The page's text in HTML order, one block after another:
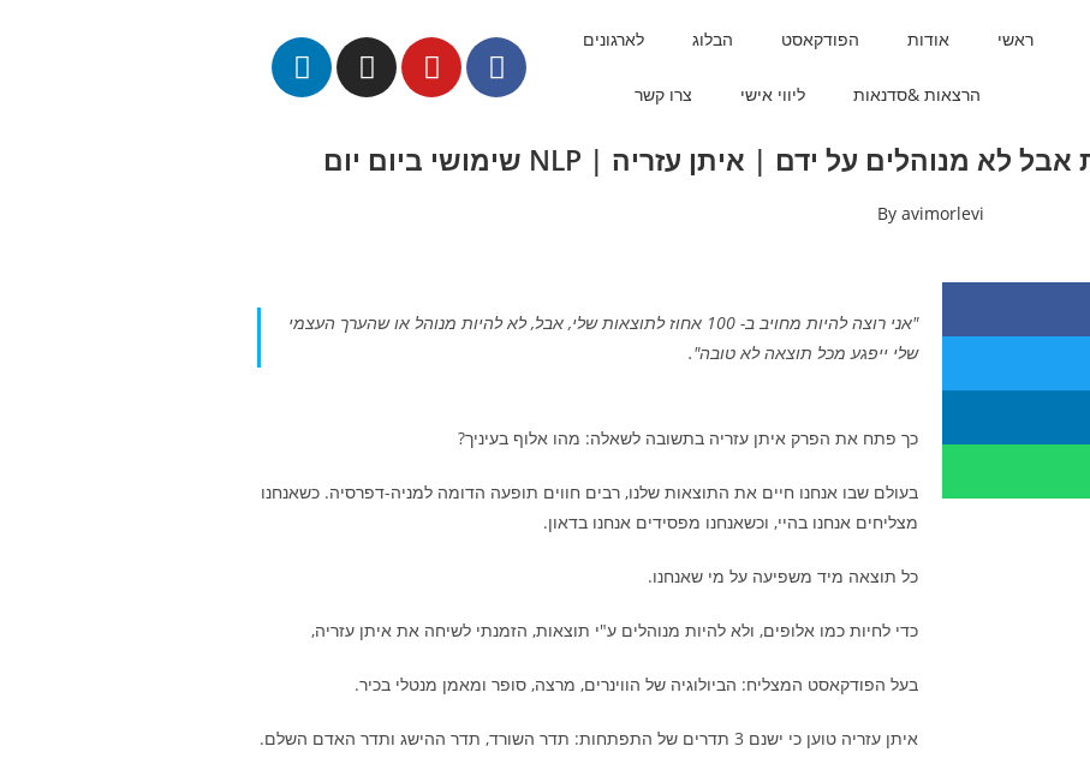
ראשי
אודות הפודקאסט הבלוג לארגונים
הרצאות &סדנאות ליווי אישי צרו קשר
Byavimorlevi
"אני רוצה להיות מחויב ב- 100 אחוז לתוצאות שלי, אבל, לא להיות מנוהל או שהערך העצמי
שלי ייפגע מכל תוצאה לא טובה".
כך פתח את הפרק איתן עזריה בתשובה לשאלה: מהו אלוף בעיניך?
בעולם שבו אנחנו חיים את התוצאות שלנו, רבים חווים תופעה הדומה למניה-דפרסיה. כשאנחנו
מצליחים אנחנו בהיי, וכשאנחנו מפסידים אנחנו בדאון.
כל תוצאה מיד משפיעה על מי שאנחנו.
כדי לחיות כמו אלופים, ולא להיות מנוהלים ע"י תוצאות, הזמנתי לשיחה את איתן עזריה,
בעל הפודקאסט המצליח: הביולוגיה של הווינרים, מרצה, סופר ומאמן מנטלי בכיר.
איתן עזריה טוען כי ישנם 3 תדרים של התפתחות: תדר השורד, תדר ההישג ותדר האדם השלם.